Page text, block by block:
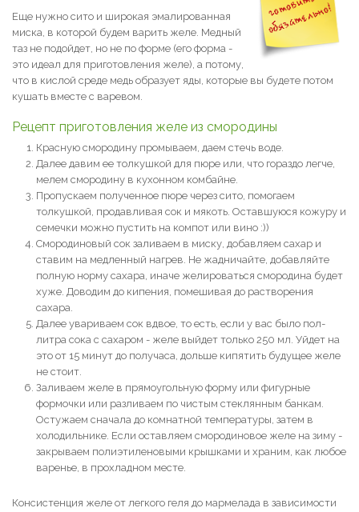
Еще нужно сито и широкая эмалированная
миска, в которой будем варить желе. Медный
таз не подойдет, но не по форме (его форма -
это идеал для приготовления желе), а потому,
что в кислой среде медь образует яды, которые вы будете потом
кушать вместе с варевом.
Рецепт приготовления желе из смородины
Красную смородину промываем, даем стечь воде.
Далее давим ее толкушкой для пюре или, что гораздо легче,
мелем смородину в кухонном комбайне.
Пропускаем полученное пюре через сито, помогаем
толкушкой, продавливая сок и мякоть. Оставшуюся кожуру и
семечки можно пустить на компот или вино :))
Смородиновый сок заливаем в миску, добавляем сахар и
ставим на медленный нагрев. Не жадничайте, добавляйте
полную норму сахара, иначе желироваться смородина будет
хуже. Доводим до кипения, помешивая до растворения
сахара.
Далее увариваем сок вдвое, то есть, если у вас было пол-
литра сока с сахаром - желе выйдет только 250 мл. Уйдет на
это от 15 минут до получаса, дольше кипятить будущее желе
не стоит.
Заливаем желе в прямоугольную форму или фигурные
формочки или разливаем по чистым стеклянным банкам.
Остужаем сначала до комнатной температуры, затем в
холодильнике. Если оставляем смородиновое желе на зиму -
закрываем полиэтиленовыми крышками и храним, как любое
варенье, в прохладном месте.
Консистенция желе от легкого геля до мармелада в зависимости